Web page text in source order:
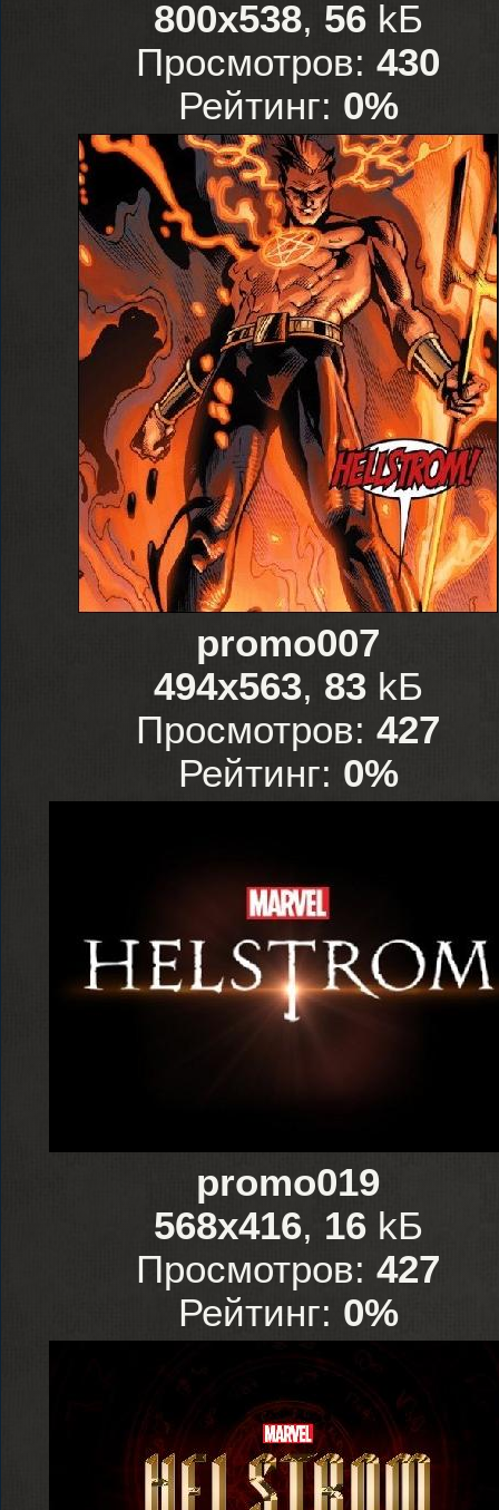
800x538, 56kБ
Просмотров: 430
Рейтинг: 0%
promo007
494x563, 83kБ
Просмотров: 427
Рейтинг: 0%
promo019
568x416, 16kБ
Просмотров: 427
Рейтинг: 0%